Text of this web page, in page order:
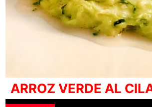
ARROZ VERDE AL